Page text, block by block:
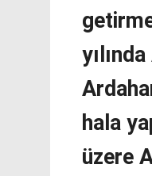
hala
üzere